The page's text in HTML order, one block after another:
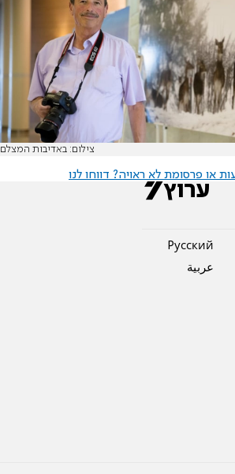
צילום: באדיבות המצלם
או פרסומת לא ראויה? דווחו לנו
Pусский
عربية